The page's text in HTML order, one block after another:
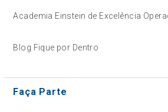
Academia Einstein de Excelência
Blog Fique por Dentro
Faça Parte